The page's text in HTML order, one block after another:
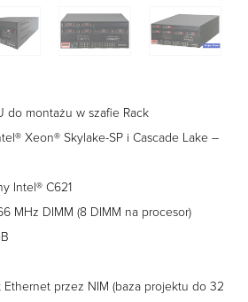
do montażu w szafie Rack
Xeon® Skylake-SP i Cascade Lake –
Intel® C621
MHz DIMM (8 DIMM na procesor)
przez NIM (baza projektu do 32